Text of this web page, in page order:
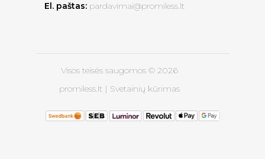
El. paštas: pardavimai@promiless.lt
Visos teisės saugomos © 2026
promiless.lt | Svetainių kūrimas